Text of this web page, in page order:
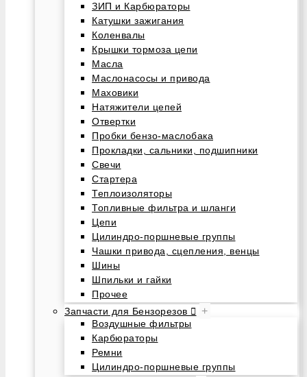
ЗИП и Карбюраторы
Катушки зажигания
Коленвалы
Крышки тормоза цепи
Масла
Маслонасосы и привода
Маховики
Натяжители цепей
Отвертки
Пробки бензо-маслобака
Прокладки, сальники, подшипники
Свечи
Стартера
Теплоизоляторы
Топливные фильтра и шланги
Цепи
Цилиндро-поршневые группы
Чашки привода, сцепления, венцы
Шины
Шпильки и гайки
Прочее
Запчасти для Бензорезов
+
Воздушные фильтры
Карбюраторы
Ремни
Цилиндро-поршневые группы